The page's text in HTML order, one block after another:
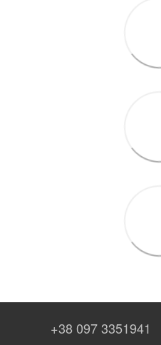
+38 097 3351941